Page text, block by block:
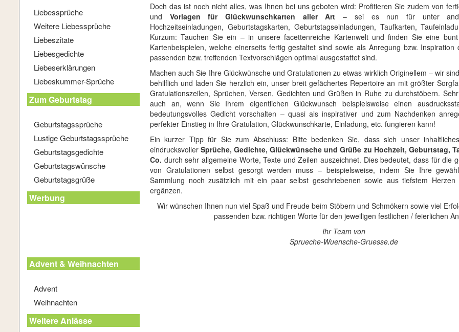
Liebessprüche
Weitere Liebessprüche
Liebeszitate
Liebesgedichte
Liebeserklärungen
Liebeskummer-Sprüche
Zum Geburtstag
Geburtstagssprüche
Lustige Geburtstagssprüche
Geburtstagsgedichte
Geburtstagswünsche
Geburtstagsgrüße
Werbung
Advent & Weihnachten
Advent
Weihnachten
Weitere Anlässe
Doch das ist noch nicht alles, was Ihnen bei uns geboten wird: Profitieren Sie zudem von
und Vorlagen für Glückwunschkarten aller Art – sei es nun für unter
Hochzeitseinladungen, Geburtstagskarten, Geburtstagseinladungen, Taufkarten,
Kurzum: Tauchen Sie ein – in unsere facettenreiche Kartenwelt und finden Sie eine
Kartenbeispielen, welche einerseits fertig gestaltet sind sowie als Anregung bzw.
passenden bzw. treffenden Textvorschlägen optimal ausgestattet sind.
Machen auch Sie Ihre Glückwünsche und Gratulationen zu etwas wirklich Originellem – wir
behilflich und laden Sie herzlich ein, unser breit gefächertes Repertoire an mit größter
Gratulationszeilen, Sprüchen, Versen, Gedichten und Grüßen in Ruhe zu durchstöbern.
auch an, wenn Sie Ihrem eigentlichen Glückwunsch beispielsweise einen
bedeutungsvolles Gedicht vorschalten – quasi als inspirativer und zum Nachdenken
perfekter Einstieg in Ihre Gratulation, Glückwunschkarte, Einladung, etc. fungieren kann!
Ein kurzer Tipp für Sie zum Abschluss: Bitte bedenken Sie, dass sich unser
eindrucksvollerSprüche, Gedichte, Glückwünsche und Grüße zu Hochzeit, Geburtstag,
Co. durch sehr allgemeine Worte, Texte und Zeilen auszeichnet. Dies bedeutet, dass für die
von Gratulationen selbst gesorgt werden muss – beispielsweise, indem Sie Ihre
Sammlung noch zusätzlich mit ein paar selbst geschriebenen sowie aus tiefstem Herzen
ergänzen.
Wir wünschen Ihnen nun viel Spaß und Freude beim Stöbern und Schmökern sowie viel
passenden bzw. richtigen Worte für den jeweiligen festlichen / feierlichen
Ihr Team von
Sprueche-Wuensche-Gruesse.de